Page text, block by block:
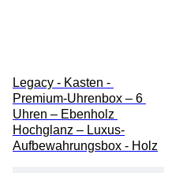
Legacy - Kasten -
Premium-Uhrenbox – 6
Uhren – Ebenholz
Hochglanz – Luxus-
Aufbewahrungsbox - Holz